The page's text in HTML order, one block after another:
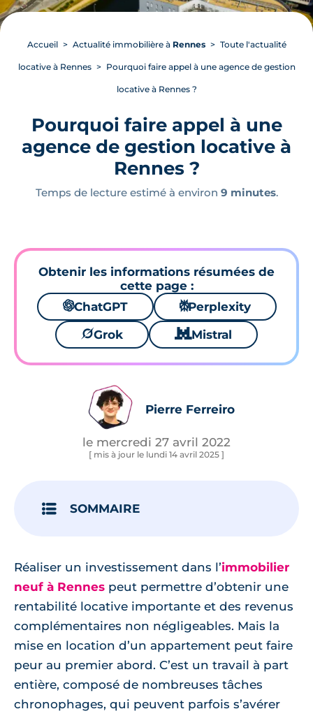
Accueil Actualité immobilière à Rennes Toute l'actualité
locative à Rennes Pourquoi faire appel à une agence de gestion
locative à Rennes ?
Pourquoi faire appel à une
agence de gestion locative à
Rennes ?
Temps de lecture estimé à environ 9 minutes.
Obtenir les informations résumées de
cette page :
🌌ChatGPT ⚙Perplexity
🪐Grok 🐱 Mistral
Pierre Ferreiro
le mercredi 27 avril 2022
[ mis à jour le lundi 14 avril 2025 ]
SOMMAIRE
Réaliser un investissement dans l’immobilier
neuf à Rennes peut permettre d’obtenir une
rentabilité locative importante et des revenus
complémentaires non négligeables. Mais la
mise en location d’un appartement peut faire
peur au premier abord. C’est un travail à part
entière, composé de nombreuses tâches
chronophages, qui peuvent parfois s’avérer